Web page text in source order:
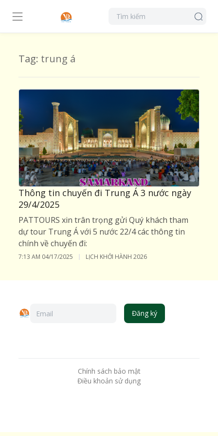
Tag: trung á
Thông tin chuyến đi Trung Á 3 nước ngày
29/4/2025
PATTOURS xin trân trọng gửi Quý khách tham
dự tour Trung Á với 5 nước 22/4 các thông tin
chính về chuyến đi:
7:13 AM 04/17/2025 LỊCH KHỞI HÀNH 2026
Đăng ký
Chính sách bảo mật
Điều khoản sử dụng